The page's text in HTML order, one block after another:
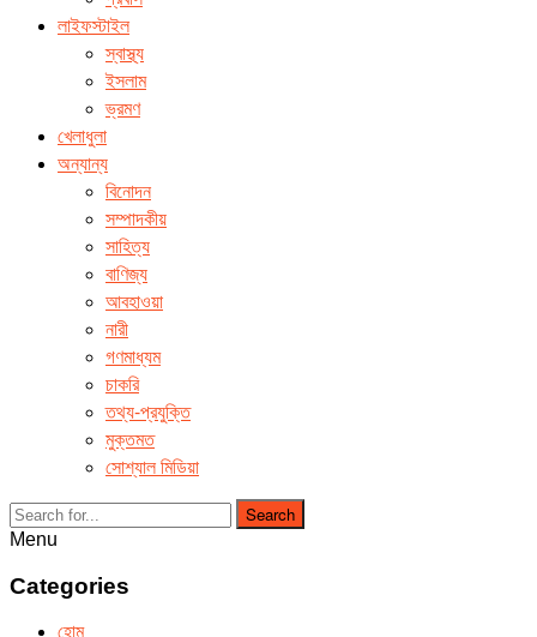
লাইফস্টাইল
স্বাস্থ্য
ইসলাম
ভ্রমণ
খেলাধুলা
অন্যান্য
বিনোদন
সম্পাদকীয়
সাহিত্য
বাণিজ্য
আবহাওয়া
নারী
গণমাধ্যম
চাকরি
তথ্য-প্রযুক্তি
মুক্তমত
সোশ্যাল মিডিয়া
Search
Menu
Categories
হোম